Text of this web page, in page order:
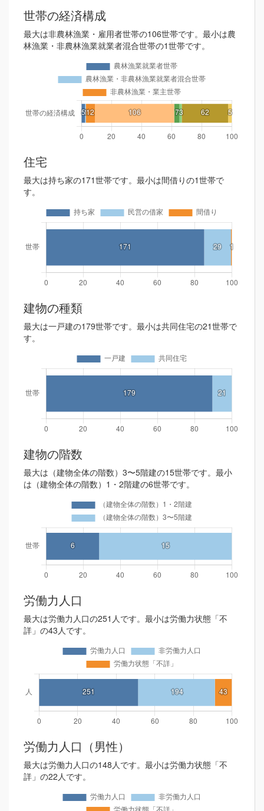
世帯の経済構成
最大は非農林漁業・雇用者世帯の106世帯です。最小は農
林漁業・非農林漁業就業者混合世帯の1世帯です。
住宅
最大は持ち家の171世帯です。最小は間借りの1世帯で
す。
建物の種類
最大は一戸建の179世帯です。最小は共同住宅の21世帯で
す。
建物の階数
最大は（建物全体の階数）3〜5階建の15世帯です。最小
は（建物全体の階数）1・2階建の6世帯です。
労働力人口
最大は労働力人口の251人です。最小は労働力状態「不
詳」の43人です。
労働力人口（男性）
最大は労働力人口の148人です。最小は労働力状態「不
詳」の22人です。